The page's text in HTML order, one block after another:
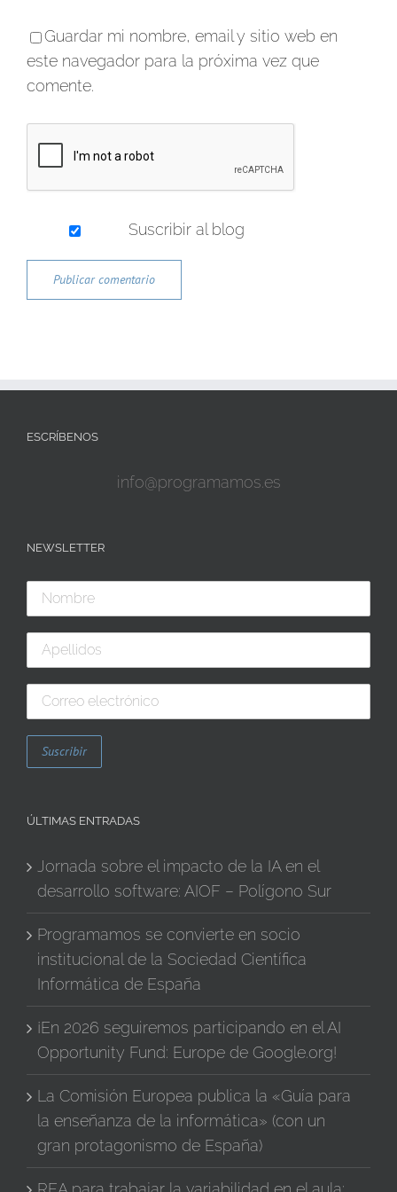
Guardar mi nombre, email y sitio web en
este navegador para la próxima vez que
comente.
Suscribir al blog
ESCRÍBENOS
info@programamos.es
NEWSLETTER
ÚLTIMAS ENTRADAS
Jornada sobre el impacto de la IA en el
desarrollo software: AIOF – Polígono Sur
Programamos se convierte en socio
institucional de la Sociedad Científica
Informática de España
¡En 2026 seguiremos participando en el AI
Opportunity Fund: Europe de Google.org!
La Comisión Europea publica la «Guía para
la enseñanza de la informática» (con un
gran protagonismo de España)